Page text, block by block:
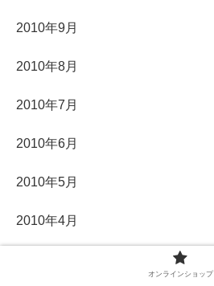
2010年9月
2010年8月
2010年7月
2010年6月
2010年5月
2010年4月
オンラインショップ